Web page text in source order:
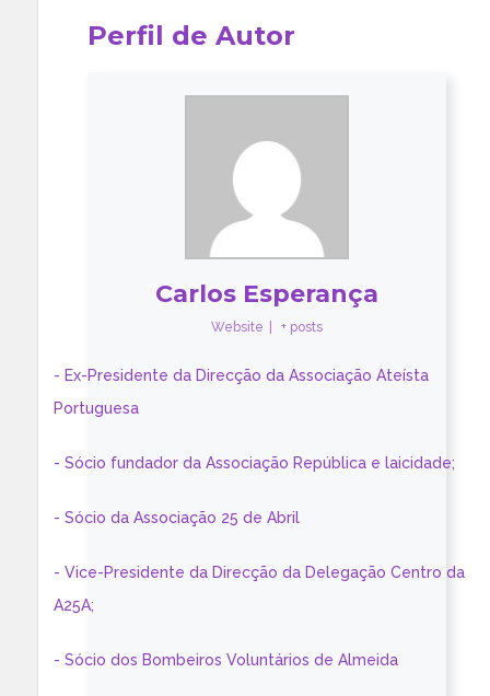
Perfil de Autor
Carlos Esperança
Website + posts
- Ex-Presidente da Direcção da Associação Ateísta
Portuguesa
- Sócio fundador da Associação República e laicidade;
- Sócio da Associação 25 de Abril
- Vice-Presidente da Direcção da Delegação Centro da
A25A;
- Sócio dos Bombeiros Voluntários de Almeida